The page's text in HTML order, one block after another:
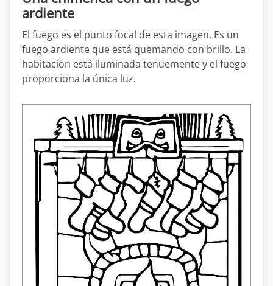
ardiente
El fuego es el punto focal de esta imagen. Es un
fuego ardiente que está quemando con brillo. La
habitación está iluminada tenuemente y el fuego
proporciona la única luz.